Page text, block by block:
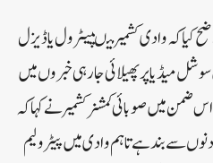
کیا کہ وادی کشمیر میںپیٹرول یا ڈیزل
میڈیا پر پھیلائی جارہی خبروں میں
ضمن میں صوبائی کمشنر کشمیر نے کہا کہ
سے بند ہے تاہم وادی میں پیٹرولیم